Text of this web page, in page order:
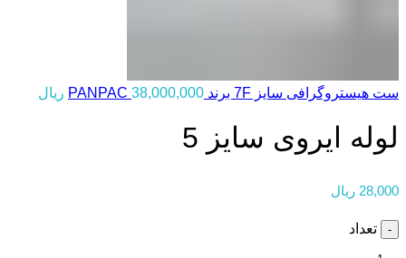
ست هیستروگرافی سایز 7F برند PANPAC 38,000,000 ریال
لوله ایروی سایز 5
28,000 ریال
تعداد